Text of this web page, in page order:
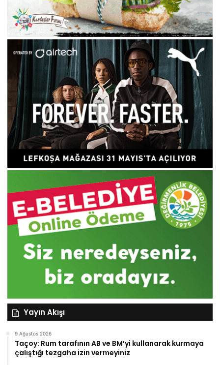
Yayın Akışı
9 Ağustos 2026
Taçoy: Rum tarafının AB ve BM’yi kullanarak kurmaya
çalıştığı tezgaha izin vermeyiniz